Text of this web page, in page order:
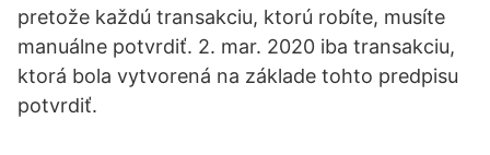
pretože každú transakciu, ktorú robíte, musíte
manuálne potvrdiť. 2. mar. 2020 iba transakciu,
ktorá bola vytvorená na základe tohto predpisu
potvrdiť.